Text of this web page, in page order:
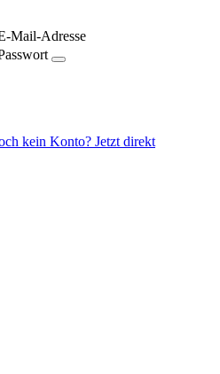
Mail-Adresse
kein Konto? Jetzt direkt